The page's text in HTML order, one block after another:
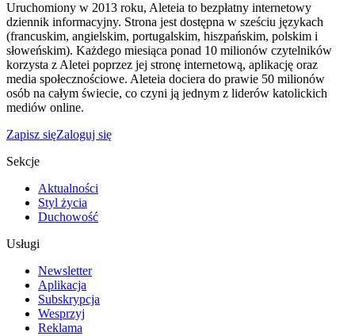
Uruchomiony w 2013 roku, Aleteia to bezpłatny internetowy
dziennik informacyjny. Strona jest dostępna w sześciu językach
(francuskim, angielskim, portugalskim, hiszpańskim, polskim i
słoweńskim). Każdego miesiąca ponad 10 milionów czytelników
korzysta z Aletei poprzez jej stronę internetową, aplikację oraz
media społecznościowe. Aleteia dociera do prawie 50 milionów
osób na całym świecie, co czyni ją jednym z liderów katolickich
mediów online.
Zapisz sięZaloguj się
Sekcje
Aktualności
Styl życia
Duchowość
Usługi
Newsletter
Aplikacja
Subskrypcja
Wesprzyj
Reklama